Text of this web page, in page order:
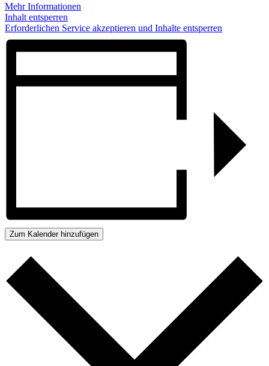
Mehr Informationen
Inhalt entsperren
Erforderlichen Service akzeptieren und Inhalte entsperren
Zum Kalender hinzufügen